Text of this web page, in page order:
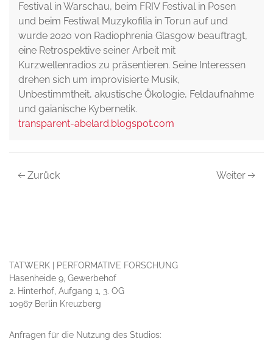
Festival in Warschau, beim FRIV Festival in Posen
und beim Festiwal Muzykofilia in Torun auf und
wurde 2020 von Radiophrenia Glasgow beauftragt,
eine Retrospektive seiner Arbeit mit
Kurzwellenradios zu präsentieren. Seine Interessen
drehen sich um improvisierte Musik,
Unbestimmtheit, akustische Ökologie, Feldaufnahme
und gaianische Kybernetik.
transparent-abelard.blogspot.com
Zurück Weiter
TATWERK | PERFORMATIVE FORSCHUNG
Hasenheide 9, Gewerbehof
2. Hinterhof, Aufgang 1, 3. OG
10967 Berlin Kreuzberg
Anfragen für die Nutzung des Studios: